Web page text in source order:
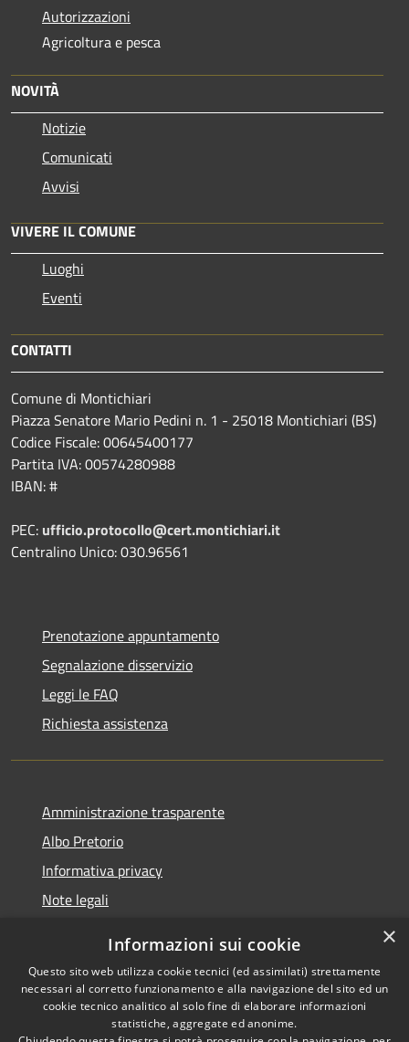
Autorizzazioni
Agricoltura e pesca
NOVITÀ
Notizie
Comunicati
Avvisi
VIVERE IL COMUNE
Luoghi
Eventi
CONTATTI
Comune di Montichiari
Piazza Senatore Mario Pedini n. 1 - 25018 Montichiari (BS)
Codice Fiscale: 00645400177
Partita IVA: 00574280988
IBAN: #
PEC: ufficio.protocollo@cert.montichiari.it
Centralino Unico: 030.96561
Prenotazione appuntamento
Segnalazione disservizio
Leggi le FAQ
Richiesta assistenza
Amministrazione trasparente
Albo Pretorio
Informativa privacy
Note legali
Whisteblowing
×
Informazioni sui cookie
Questo sito web utilizza cookie tecnici (ed assimilati) strettamente
necessari al corretto funzionamento e alla navigazione del sito ed un
cookie tecnico analitico al solo fine di elaborare informazioni
statistiche, aggregate ed anonime.